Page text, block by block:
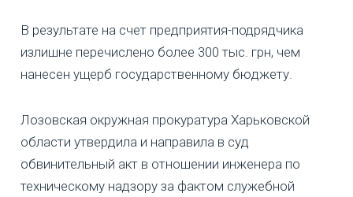
В результате на счет предприятия-подрядчика
излишне перечислено более 300 тыс. грн, чем
нанесен ущерб государственному бюджету.
Лозовская окружная прокуратура Харьковской
области утвердила и направила в суд
обвинительный акт в отношении инженера по
техническому надзору за фактом служебной